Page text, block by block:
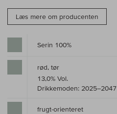
Læs mere om producenten
Serin 100%
rød, tør
13,0% Vol.
Drikkemoden: 2025–2047
frugt-orienteret